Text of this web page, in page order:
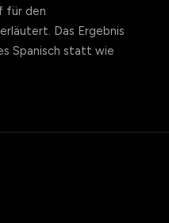
für den
Das Ergebnis
Spanisch statt wie